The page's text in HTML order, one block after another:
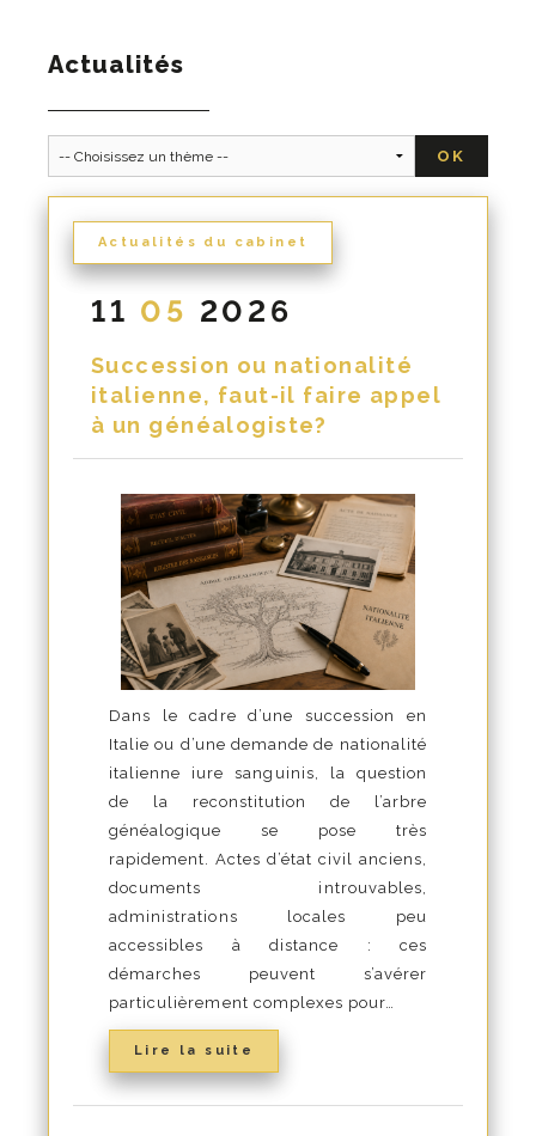
Actualités
Actualités du cabinet
11 05 2026
Succession ou nationalité
italienne, faut-il faire appel
à un généalogiste?
Dans le cadre d’une succession en
Italie ou d’une demande de nationalité
italienne iure sanguinis, la question
de la reconstitution de l’arbre
généalogique se pose très
rapidement. Actes d’état civil anciens,
documents introuvables,
administrations locales peu
accessibles à distance : ces
démarches peuvent s’avérer
particulièrement complexes pour…
Lire la suite